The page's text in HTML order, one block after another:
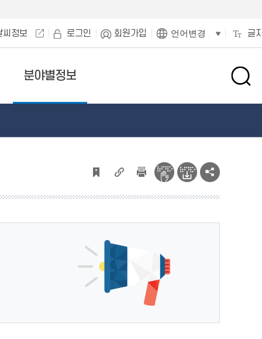
씨정보 로그인 회원가입 언어변경 글
분야별정보
검
창